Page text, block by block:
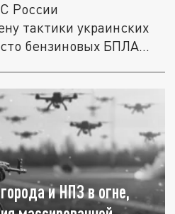
России
тактики украинских
бензиновых БПЛА
и НПЗ в огне,